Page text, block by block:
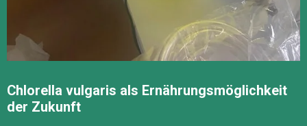
Chlorella vulgaris als Ernährungsmöglichkeit
der Zukunft